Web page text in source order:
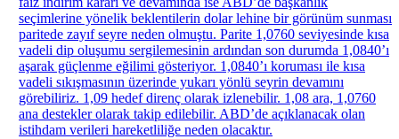
seçimlerine yönelik beklentilerin dolar lehine bir görünüm sunması
paritede zayıf seyre neden olmuştu. Parite 1,0760 seviyesinde kısa
vadeli dip oluşumu sergilemesinin ardından son durumda 1,0840’ı
aşarak güçlenme eğilimi gösteriyor. 1,0840’ı koruması ile kısa
vadeli sıkışmasının üzerinde yukarı yönlü seyrin devamını
görebiliriz. 1,09 hedef direnç olarak izlenebilir. 1,08 ara, 1,0760
ana destekler olarak takip edilebilir. ABD’de açıklanacak olan
istihdam verileri hareketliliğe neden olacaktır.